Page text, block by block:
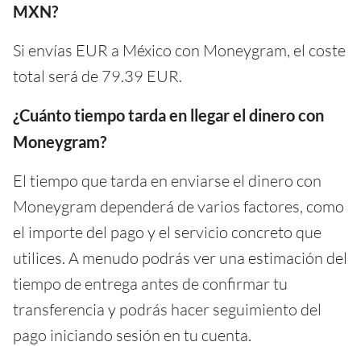
MXN?
Si envías EUR a México con Moneygram, el coste
total será de 79.39 EUR.
¿Cuánto tiempo tarda en llegar el dinero con
Moneygram?
El tiempo que tarda en enviarse el dinero con
Moneygram dependerá de varios factores, como
el importe del pago y el servicio concreto que
utilices. A menudo podrás ver una estimación del
tiempo de entrega antes de confirmar tu
transferencia y podrás hacer seguimiento del
pago iniciando sesión en tu cuenta.